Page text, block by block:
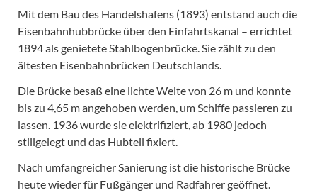
Mit dem Bau des Handelshafens (1893) entstand auch die
Eisenbahnhubbrücke über den Einfahrtskanal – errichtet
1894 als genietete Stahlbogenbrücke. Sie zählt zu den
ältesten Eisenbahnbrücken Deutschlands.
Die Brücke besaß eine lichte Weite von 26 m und konnte
bis zu 4,65 m angehoben werden, um Schiffe passieren zu
lassen. 1936 wurde sie elektrifiziert, ab 1980 jedoch
stillgelegt und das Hubteil fixiert.
Nach umfangreicher Sanierung ist die historische Brücke
heute wieder für Fußgänger und Radfahrer geöffnet.